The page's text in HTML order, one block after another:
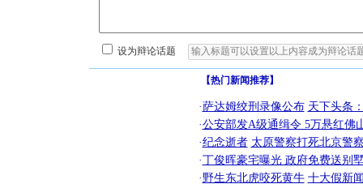
设为辩论话题
【热门新闻推荐】
·萨达姆绞刑录像公布 天下头条
·公安部发A级通缉令 5万悬红佛
·纪念逝者 太原警察打死北京警
·丁俊晖豪宅曝光 政府免费送别
·野生东北虎咬死黄牛 十大假新